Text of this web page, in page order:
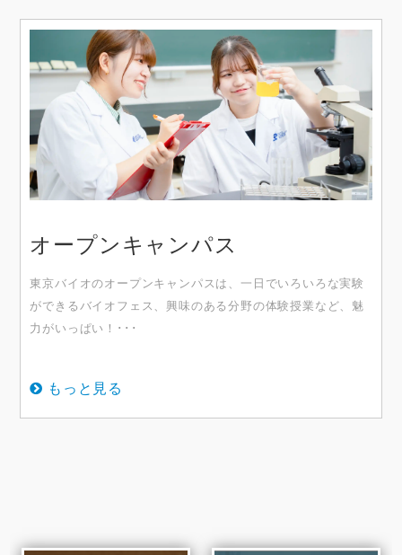
オープンキャンパス
東京バイオのオープンキャンパスは、一日でいろいろな実験
ができるバイオフェス、興味のある分野の体験授業など、魅
力がいっぱい！･･･
もっと見る